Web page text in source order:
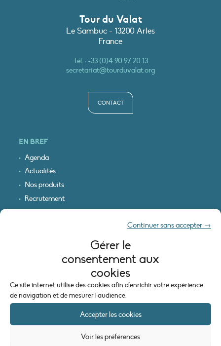
Gérer le
consentement aux
cookies
Ce site internet utilise des cookies afin d'enrichir votre expérience
de navigation et de mesurer l'audience.
Accepter les cookies
Continuer sans accepter →
Voir les préférences
Tour du Valat
Le Sambuc - 13200 Arles
France
Tél. :+33 (0)4 90 97 20 13
secretariat@tourduvalat.org
CONTACT
EN BREF
Agenda
Actualités
Nos produits
Recrutement
Recevoir nos infos
INFORMATIONS LÉGALES
Mentions légales
Politique de cookies (UE)